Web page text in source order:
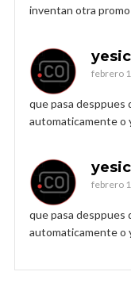
inventan otra
febrero
que pasa desppues
automaticamente o
febrero
que pasa desppues
automaticamente o